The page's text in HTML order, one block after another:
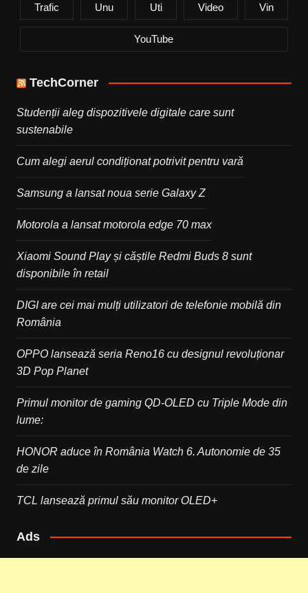
Trafic Unu Uti Video Vin
YouTube
TechCorner
Studenții aleg dispozitivele digitale care sunt
sustenabile
Cum alegi aerul condiționat potrivit pentru vară
Samsung a lansat noua serie Galaxy Z
Motorola a lansat motorola edge 70 max
Xiaomi Sound Play și căștile Redmi Buds 8 sunt
disponibile în retail
DIGI are cei mai mulți utilizatori de telefonie mobilă din
România
OPPO lansează seria Reno16 cu designul revoluționar
3D Pop Planet
Primul monitor de gaming QD-OLED cu Triple Mode din
lume:
HONOR aduce în România Watch 6. Autonomie de 35
de zile
TCL lansează primul său monitor OLED+
Ads